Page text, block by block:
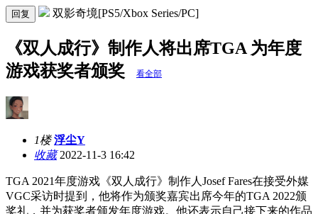
回复 双影奇境[PS5/Xbox Series/PC]
《双人成行》制作人将出席TGA 为年度
游戏获奖者颁奖
看全部
1楼 浮尘Y
收藏2022-11-3 16:42
TGA 2021年度游戏《双人成行》制作人Josef Fares在接受外媒
VGC采访时提到，他将作为颁奖嘉宾出席今年的TGA 2022颁
奖礼，并为获奖者颁发年度游戏。他还表示自己接下来的作品